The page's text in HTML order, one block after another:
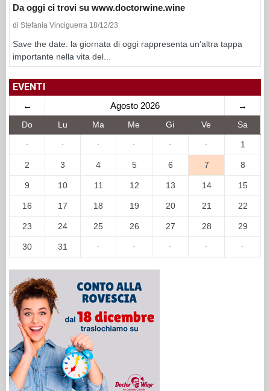
Da oggi ci trovi su www.doctorwine.wine
di Stefania Vinciguerra 18/12/23
Save the date: la giornata di oggi rappresenta un’altra tappa
importante nella vita del...
EVENTI
← Agosto 2026 →
Do Lu Ma Me Gi Ve Sa
· · · · · · 1
2 3 4 5 6 7 8
9 10 11 12 13 14 15
16 17 18 19 20 21 22
23 24 25 26 27 28 29
30 31 · · · · ·